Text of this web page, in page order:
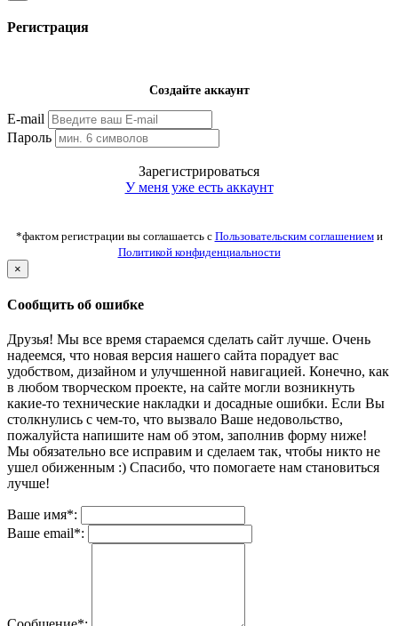
Регистрация
Создайте аккаунт
E-mail
Пароль
Зарегистрироваться
У меня уже есть аккаунт
*фактом регистрации вы соглашаетсь с Пользовательским соглашениеми
Политикой конфиденциальности
×
Сообщить об ошибке
Друзья! Мы все время стараемся сделать сайт лучше. Очень
надеемся, что новая версия нашего сайта порадует вас
удобством, дизайном и улучшенной навигацией. Конечно, как
в любом творческом проекте, на сайте могли возникнуть
какие-то технические накладки и досадные ошибки. Если Вы
столкнулись с чем-то, что вызвало Ваше недовольство,
пожалуйста напишите нам об этом, заполнив форму ниже!
Мы обязательно все исправим и сделаем так, чтобы никто не
ушел обиженным :) Спасибо, что помогаете нам становиться
лучше!
Ваше имя*:
Ваше email*: